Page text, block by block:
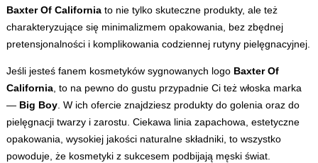
Baxter Of Californiato nie tylko skuteczne produkty, ale też
charakteryzujące się minimalizmem opakowania, bez zbędnej
pretensjonalności i komplikowania codziennej rutyny pielęgnacyjnej.
Jeśli jesteś fanem kosmetyków sygnowanych logo Baxter Of
California, to na pewno do gustu przypadnie Ci też włoska marka
— Big Boy. W ich ofercie znajdziesz produkty do golenia oraz do
pielęgnacji twarzy i zarostu. Ciekawa linia zapachowa, estetyczne
opakowania, wysokiej jakości naturalne składniki, to wszystko
powoduje, że kosmetyki z sukcesem podbijają męski świat.